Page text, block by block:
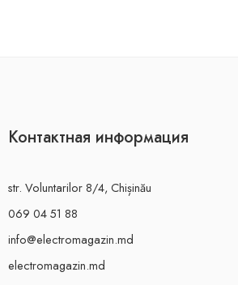
Контактная информация
str. Voluntarilor 8/4, Chișinău
069 04 51 88
info@electromagazin.md
electromagazin.md